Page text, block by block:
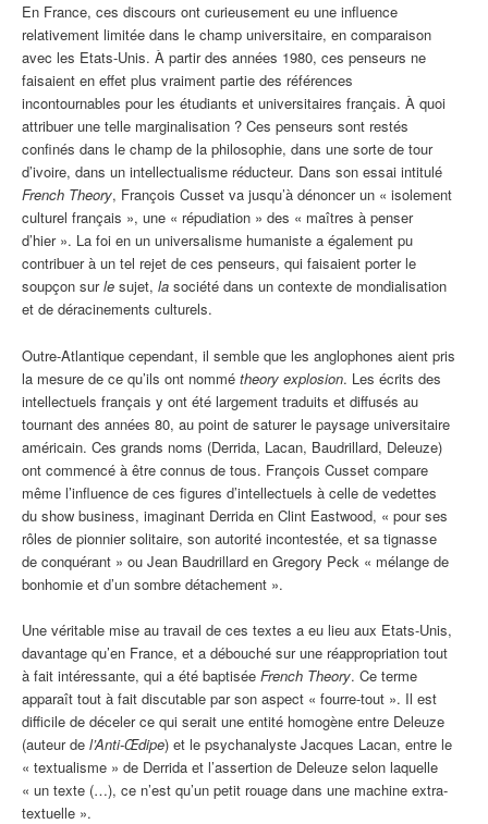
En France, ces discours ont curieusement eu une influence
relativement limitée dans le champ universitaire, en comparaison
avec les Etats-Unis. À partir des années 1980, ces penseurs ne
faisaient en effet plus vraiment partie des références
incontournables pour les étudiants et universitaires français. À quoi
attribuer une telle marginalisation ? Ces penseurs sont restés
confinés dans le champ de la philosophie, dans une sorte de tour
d’ivoire, dans un intellectualisme réducteur. Dans son essai intitulé
French Theory, François Cusset va jusqu’à dénoncer un « isolement
culturel français », une « répudiation » des « maîtres à penser
d’hier ». La foi en un universalisme humaniste a également pu
contribuer à un tel rejet de ces penseurs, qui faisaient porter le
soupçon surle sujet, la société dans un contexte de mondialisation
et de déracinements culturels.
Outre-Atlantique cependant, il semble que les anglophones aient pris
la mesure de ce qu’ils ont nommé theory explosion. Les écrits des
intellectuels français y ont été largement traduits et diffusés au
tournant des années 80, au point de saturer le paysage universitaire
américain. Ces grands noms (Derrida, Lacan, Baudrillard, Deleuze)
ont commencé à être connus de tous. François Cusset compare
même l’influence de ces figures d’intellectuels à celle de vedettes
du show business, imaginant Derrida en Clint Eastwood, « pour ses
rôles de pionnier solitaire, son autorité incontestée, et sa tignasse
de conquérant » ou Jean Baudrillard en Gregory Peck « mélange de
bonhomie et d’un sombre détachement ».
Une véritable mise au travail de ces textes a eu lieu aux Etats-Unis,
davantage qu’en France, et a débouché sur une réappropriation tout
à fait intéressante, qui a été baptisée French Theory. Ce terme
apparaît tout à fait discutable par son aspect « fourre-tout ». Il est
difficile de déceler ce qui serait une entité homogène entre Deleuze
(auteur de l’Anti-Œdipe) et le psychanalyste Jacques Lacan, entre le
« textualisme » de Derrida et l’assertion de Deleuze selon laquelle
« un texte (…), ce n’est qu’un petit rouage dans une machine extra-
textuelle ».